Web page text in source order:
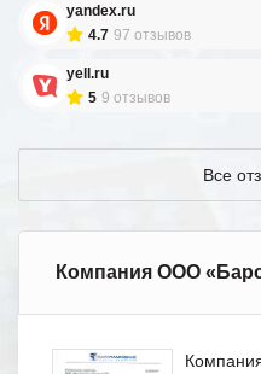
yandex.ru
4.7 97 отзывов
yell.ru
5 9 отзывов
Все
Компания ООО